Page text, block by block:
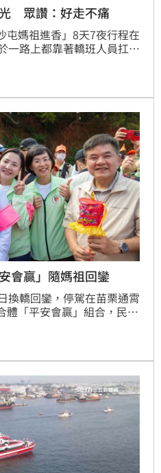
眾讚：好走不痛
屯媽祖進香」8天7夜行程在
一路上都靠著轎班人員扛著
少人幫忙解答，「美津
會贏」隨媽祖回鑾
換轎回鑾，停駕在苗栗通霄
體「平安會贏」組合，民進
瑩參拜接駕，還一起當香